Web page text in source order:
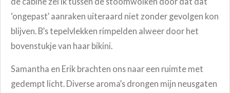
‘ongepast’ aanraken uiteraard niet zonder gevolgen kon
blijven. B’s tepelvlekken rimpelden alweer door het
bovenstukje van haar bikini.
Samantha en Erik brachten ons naar een ruimte met
gedempt licht. Diverse aroma’s drongen mijn neusgaten